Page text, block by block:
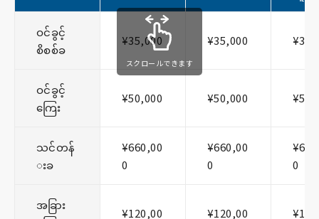
ဝင်ခွင့်
စိစစ်ခ
¥35,000 ¥35,000
ဝင်ခွင့်
ကြေး
¥50,000 ¥50,000
သင်တန်
းခ
¥660,00
0
¥660,00
0
0
အခြား
¥120,00 ¥120,00
スクロールできます